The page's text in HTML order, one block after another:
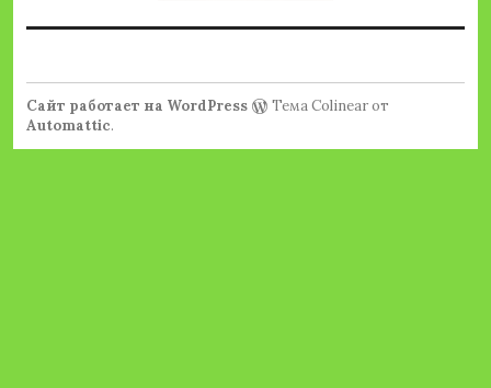
Сайт работает на WordPress
Тема Colinear от
Automattic.